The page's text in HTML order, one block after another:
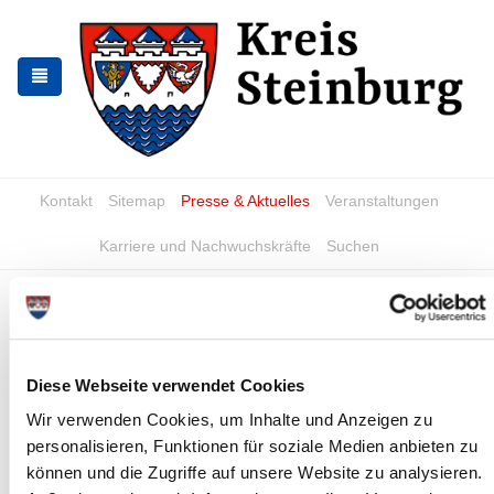
Diese Webseite verwendet Cookies
Wir verwenden Cookies, um Inhalte und Anzeigen zu
personalisieren, Funktionen für soziale Medien anbieten zu
können und die Zugriffe auf unsere Website zu analysieren.
springen
springen
Kontakt Sitemap Presse & Aktuelles Veranstaltungen
Karriere und Nachwuchskräfte Suchen
Müllabfuhrpläne 2015
News - Meldungen